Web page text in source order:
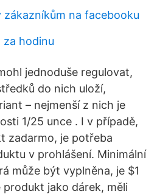
na facebooku
za hodinu
jednoduše regulovat,
do nich uloží,
– nejmenší z nich je
1/25 unce . I v případě,
zadarmo, je potřeba
v prohlášení. Minimální
může být vyplněna, je $1
produkt jako dárek, měli